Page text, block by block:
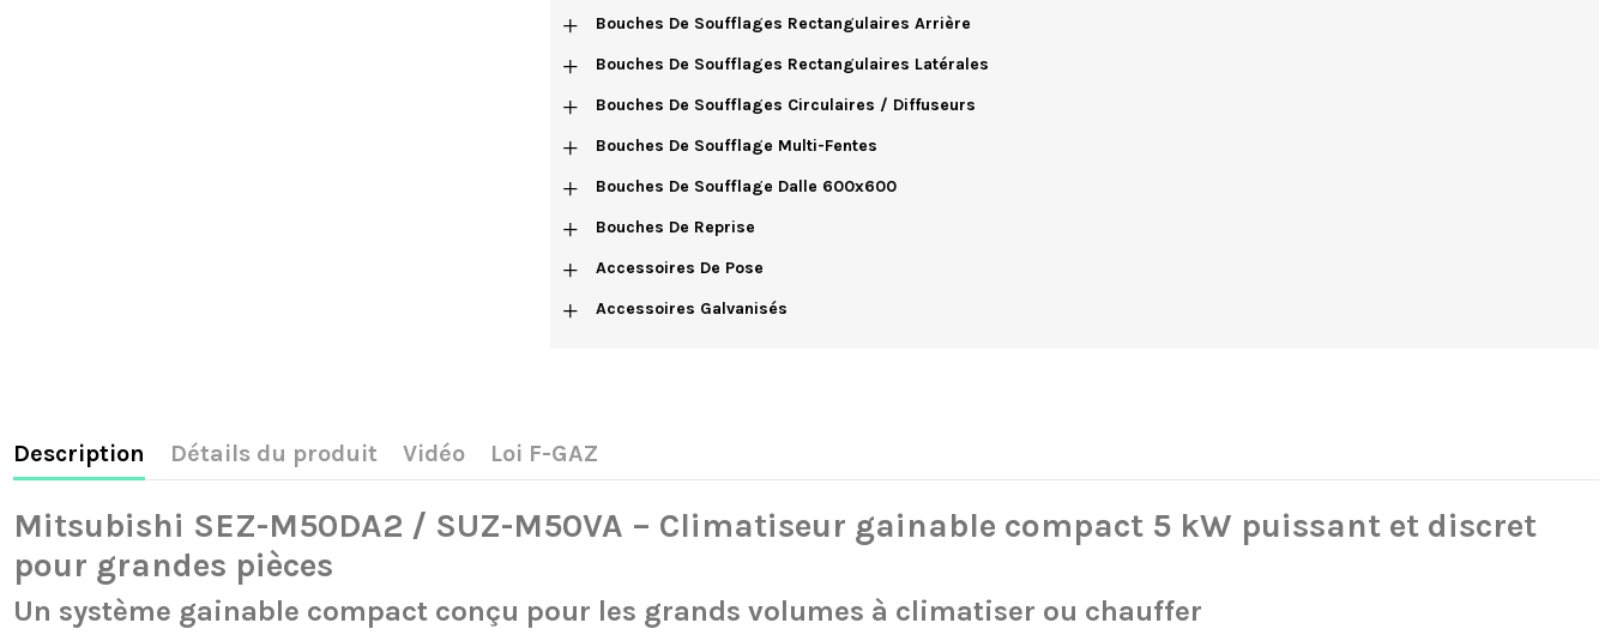
+ Bouches De Soufflages Rectangulaires Arrière
+ Bouches De Soufflages Rectangulaires Latérales
+ Bouches De Soufflages Circulaires / Diffuseurs
+ Bouches De Soufflage Multi-Fentes
+ Bouches De Soufflage Dalle 600x600
+ Bouches De Reprise
+ Accessoires De Pose
+ Accessoires Galvanisés
Description Détails du produit Vidéo Loi F-GAZ
Mitsubishi SEZ-M50DA2 / SUZ-M50VA – Climatiseur gainable compact 5 kW puissant et discret
pour grandes pièces
Un système gainable compact conçu pour les grands volumes à climatiser ou chauffer